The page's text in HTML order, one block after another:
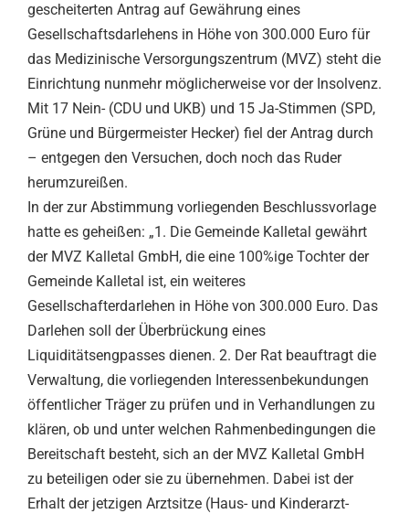
gescheiterten Antrag auf Gewährung eines
Gesellschaftsdarlehens in Höhe von 300.000 Euro für
das Medizinische Versorgungszentrum (MVZ) steht die
Einrichtung nunmehr möglicherweise vor der Insolvenz.
Mit 17 Nein- (CDU und UKB) und 15 Ja-Stimmen (SPD,
Grüne und Bürgermeister Hecker) fiel der Antrag durch
– entgegen den Versuchen, doch noch das Ruder
herumzureißen.
In der zur Abstimmung vorliegenden Beschlussvorlage
hatte es geheißen: „1. Die Gemeinde Kalletal gewährt
der MVZ Kalletal GmbH, die eine 100%ige Tochter der
Gemeinde Kalletal ist, ein weiteres
Gesellschafterdarlehen in Höhe von 300.000 Euro. Das
Darlehen soll der Überbrückung eines
Liquiditätsengpasses dienen. 2. Der Rat beauftragt die
Verwaltung, die vorliegenden Interessenbekundungen
öffentlicher Träger zu prüfen und in Verhandlungen zu
klären, ob und unter welchen Rahmenbedingungen die
Bereitschaft besteht, sich an der MVZ Kalletal GmbH
zu beteiligen oder sie zu übernehmen. Dabei ist der
Erhalt der jetzigen Arztsitze (Haus- und Kinderarzt-